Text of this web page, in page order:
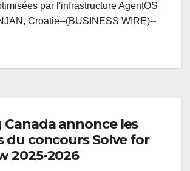
par l'infrastructure AgentOS
Croatie--(BUSINESS WIRE)--
Canada annonce les
du concours Solve for
2025-2026